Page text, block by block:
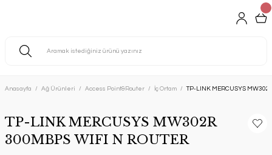
Anasayfa Ağ Ürünleri Access Point&Router İç Ortam TP-LINK MERCUSYS
TP-LINK MERCUSYS MW302R
300MBPS WIFI N ROUTER